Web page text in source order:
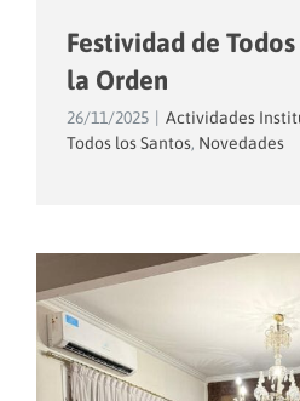
Festividad de
la Orden
26/11/2025 Actividades
Todos los Santos, Novedades